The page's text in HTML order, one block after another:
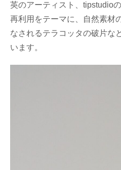
英のアーティスト、tipstudio
再利用をテーマに、自然素材
なされるテラコッタの破片な
います。